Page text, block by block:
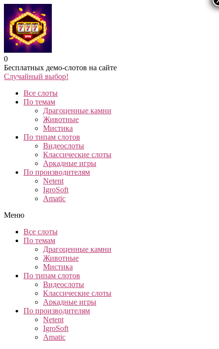
0
Бесплатных демо-слотов на сайте
Случайный выбор!
Все слоты
По темам
Драгоценные камни
Животные
Мистика
По типам слотов
Видеослоты
Классические слоты
Аркадные игры
По производителям
Netent
IgroSoft
Amatic
Меню
Все слоты
По темам
Драгоценные камни
Животные
Мистика
По типам слотов
Видеослоты
Классические слоты
Аркадные игры
По производителям
Netent
IgroSoft
Amatic